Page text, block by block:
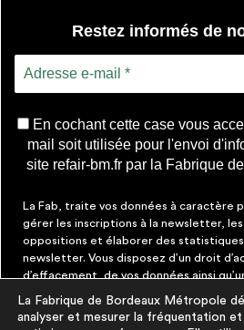
Restez informés de
En cochant cette case vous
mail soit utilisée pour l'envoi
site refair-bm.fr par la Fabrique
La Fab, traite vos données à caractère
gérer les inscriptions à la newsletter,
oppositions et élaborer des statistiques
newsletter. Vous disposez d’un droit
d’effacement, de vos données ainsi
moment faire cesser ces
désinscription figurant dans chaque
La Fabrique de Bordeaux Métropole
analyser et mesurer la fréquentation